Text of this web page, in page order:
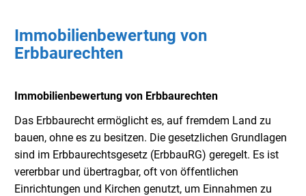
Immobilienbewertung von
Erbbaurechten
Immobilienbewertung von Erbbaurechten
Das Erbbaurecht ermöglicht es, auf fremdem Land zu
bauen, ohne es zu besitzen. Die gesetzlichen Grundlagen
sind im Erbbaurechtsgesetz (ErbbauRG) geregelt. Es ist
vererbbar und übertragbar, oft von öffentlichen
Einrichtungen und Kirchen genutzt, um Einnahmen zu